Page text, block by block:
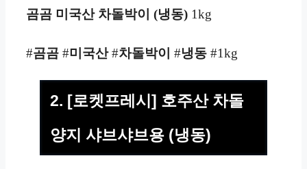
곰곰 미국산 차돌박이 (냉동) 1kg
#곰곰 #미국산#차돌박이 #냉동 #1kg
2. [로켓프레시] 호주산 차돌
양지 샤브샤브용 (냉동)